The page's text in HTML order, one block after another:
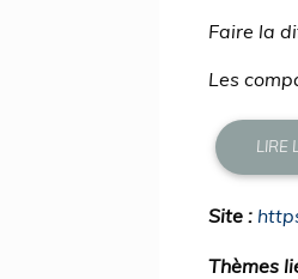
Faire la
Les
LIRE
Site :
Thèmes